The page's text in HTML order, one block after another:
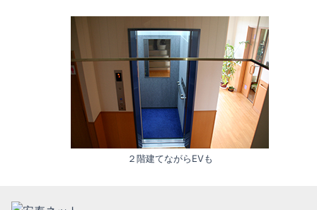
２階建てながらEVも